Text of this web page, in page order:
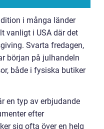
i många länder
vanligt i USA där det
Svarta fredagen,
början på julhandeln
både i fysiska butiker
en typ av erbjudande
efter
sig ofta över en helg